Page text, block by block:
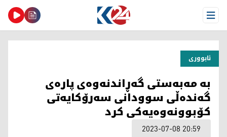
Open Menu
ئابووری
به‌ مه‌به‌ستی گه‌ڕاندنه‌وه‌ی پاره‌ی
گه‌نده‌ڵی سوودانی سه‌رۆكایه‌تی
كۆبوونه‌وه‌یه‌كی كرد
2023-07-08 20:59